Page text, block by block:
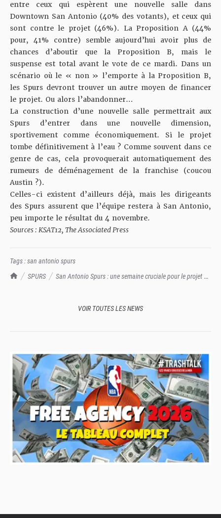
TrashTalk Actu NBA
SPURS
San Antonio Spurs : une semaine cruciale pour le projet de
entre ceux qui espèrent une nouvelle salle dans
Downtown San Antonio (40% des votants), et ceux qui
sont contre le projet (46%). La Proposition A (44%
pour, 41% contre) semble aujourd’hui avoir plus de
chances d’aboutir que la Proposition B, mais le
suspense est total avant le vote de ce mardi. Dans un
scénario où le « non » l’emporte à la Proposition B,
les Spurs devront trouver un autre moyen de financer
le projet. Ou alors l’abandonner…
La construction d’une nouvelle salle permettrait aux
Spurs d’entrer dans une nouvelle dimension,
sportivement comme économiquement. Si le projet
tombe définitivement à l’eau ? Comme souvent dans ce
genre de cas, cela provoquerait automatiquement des
rumeurs de déménagement de la franchise (coucou
Austin ?).
Celles-ci existent d’ailleurs déjà, mais les dirigeants
des Spurs assurent que l’équipe restera à San Antonio,
peu importe le résultat du 4 novembre.
Sources : KSAT12, The Associated Press
Tags :san antonio spurs
VOIR TOUTES LES NEWS